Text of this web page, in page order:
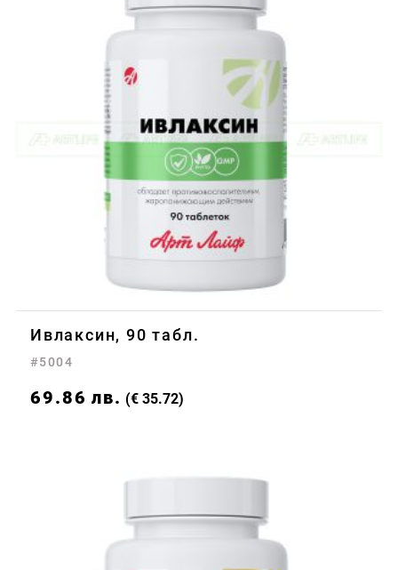
Ивлаксин, 90 табл.
#5004
69.86 лв. (€ 35.72)